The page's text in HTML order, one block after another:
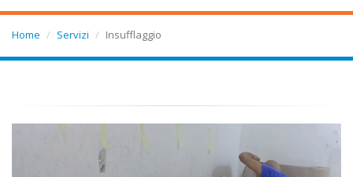
Home Servizi Insufflaggio